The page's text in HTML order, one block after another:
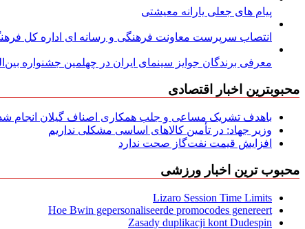
پیام های جعلی یارانه معیشتی
انتصاب سرپرست معاونت فرهنگی و رسانه ای اداره کل
معرفی برندگان جوایز سینمای ایران در چهلمین جشنواره
محبوبترین اخبار اقتصادی
باهدف تشریک مساعی و جلب همکاری اصناف گیلان انجام
وزیر جهاد: در تأمین کالاهای اساسی مشکلی نداریم
افزایش قیمت نفت‌گاز صحت ندارد
محبوب ترین اخبار ورزشی
Lizaro Session Time Limits
Hoe Bwin gepersonaliseerde promocodes genereert
Zasady duplikacji kont Dudespin